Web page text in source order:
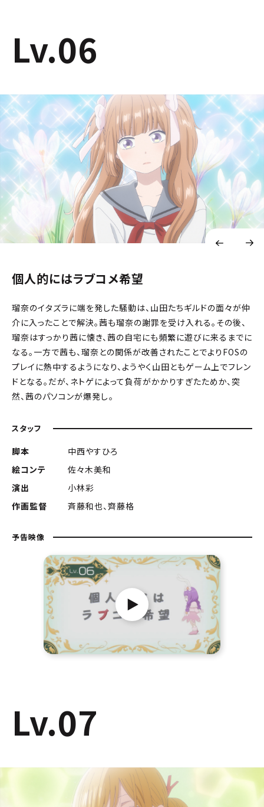
Lv.06
個人的にはラブコメ希望
瑠奈のイタズラに端を発した騒動は、山田たちギルドの面々が仲
介に入ったことで解決。茜も瑠奈の謝罪を受け入れる。その後、
瑠奈はすっかり茜に懐き、茜の自宅にも頻繁に遊びに来るまでに
なる。一方で茜も、瑠奈との関係が改善されたことでよりFOSの
プレイに熱中するようになり、ようやく山田ともゲーム上でフレン
ドとなる。だが、ネトゲによって負荷がかかりすぎたためか、突
然、茜のパソコンが爆発し――。
スタッフ
脚本
中西やすひろ
絵コンテ
佐々木美和
演出
小林彩
作画監督
斉藤和也、齊藤格
予告映像
Lv.07